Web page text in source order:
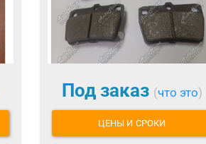
Под заказ (что это)
ЦЕНЫ И СРОКИ